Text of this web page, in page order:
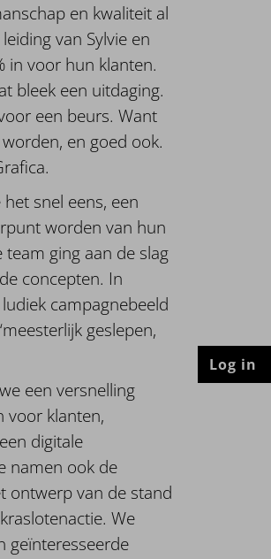
en kwaliteit al
van Sylvie en
in voor hun klanten.
bleek een uitdaging.
een beurs. Want
en goed ook.
snel eens, een
worden van hun
ging aan de slag
concepten. In
campagnebeeld
geslepen,
een versnelling
voor klanten,
digitale
namen ook de
ontwerp van de stand
We
geïnteresseerde
Log in